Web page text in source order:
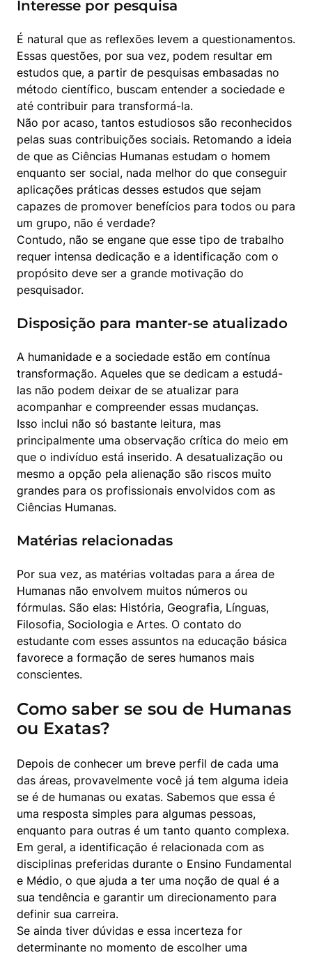
Interesse por pesquisa
É natural que as reflexões levem a questionamentos.
Essas questões, por sua vez, podem resultar em
estudos que, a partir de pesquisas embasadas no
método científico, buscam entender a sociedade e
até contribuir para transformá-la.
Não por acaso, tantos estudiosos são reconhecidos
pelas suas contribuições sociais. Retomando a ideia
de que as Ciências Humanas estudam o homem
enquanto ser social, nada melhor do que conseguir
aplicações práticas desses estudos que sejam
capazes de promover benefícios para todos ou para
um grupo, não é verdade?
Contudo, não se engane que esse tipo de trabalho
requer intensa dedicação e a identificação com o
propósito deve ser a grande motivação do
pesquisador.
Disposição para manter-se atualizado
A humanidade e a sociedade estão em contínua
transformação. Aqueles que se dedicam a estudá-
las não podem deixar de se atualizar para
acompanhar e compreender essas mudanças.
Isso inclui não só bastante leitura, mas
principalmente uma observação crítica do meio em
que o indivíduo está inserido. A desatualização ou
mesmo a opção pela alienação são riscos muito
grandes para os profissionais envolvidos com as
Ciências Humanas.
Matérias relacionadas
Por sua vez, as matérias voltadas para a área de
Humanas não envolvem muitos números ou
fórmulas. São elas: História, Geografia, Línguas,
Filosofia, Sociologia e Artes. O contato do
estudante com esses assuntos na educação básica
favorece a formação de seres humanos mais
conscientes.
Como saber se sou de Humanas
ou Exatas?
Depois de conhecer um breve perfil de cada uma
das áreas, provavelmente você já tem alguma ideia
se é de humanas ou exatas. Sabemos que essa é
uma resposta simples para algumas pessoas,
enquanto para outras é um tanto quanto complexa.
Em geral, a identificação é relacionada com as
disciplinas preferidas durante o Ensino Fundamental
e Médio, o que ajuda a ter uma noção de qual é a
sua tendência e garantir um direcionamento para
definir sua carreira.
Se ainda tiver dúvidas e essa incerteza for
determinante no momento de escolher uma